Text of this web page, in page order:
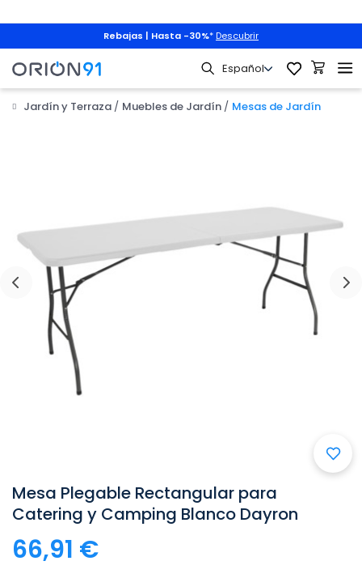
Rebajas | Hasta -30%* Descubrir
Jardín y Terraza Muebles de Jardín Mesas de Jardín
Mesa Plegable Rectangular para
Catering y Camping Blanco Dayron
66,91 €